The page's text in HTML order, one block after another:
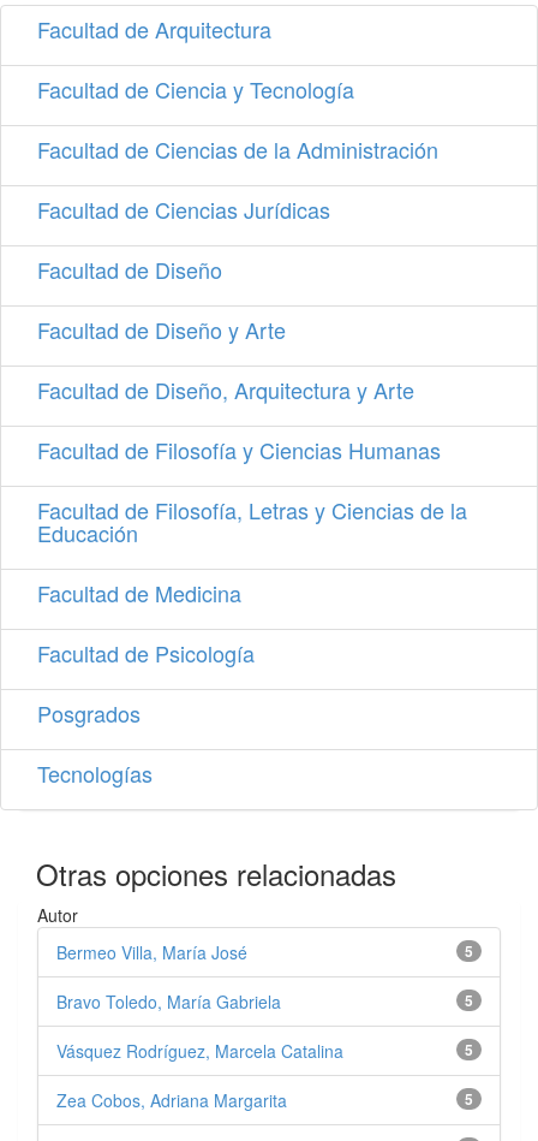
Facultad de Arquitectura
Facultad de Ciencia y Tecnología
Facultad de Ciencias de la Administración
Facultad de Ciencias Jurídicas
Facultad de Diseño
Facultad de Diseño y Arte
Facultad de Diseño, Arquitectura y Arte
Facultad de Filosofía y Ciencias Humanas
Facultad de Filosofía, Letras y Ciencias de la
Educación
Facultad de Medicina
Facultad de Psicología
Posgrados
Tecnologías
Otras opciones relacionadas
Autor
5
Bermeo Villa, María José
5
Bravo Toledo, María Gabriela
5
Vásquez Rodríguez, Marcela Catalina
5
Zea Cobos, Adriana Margarita